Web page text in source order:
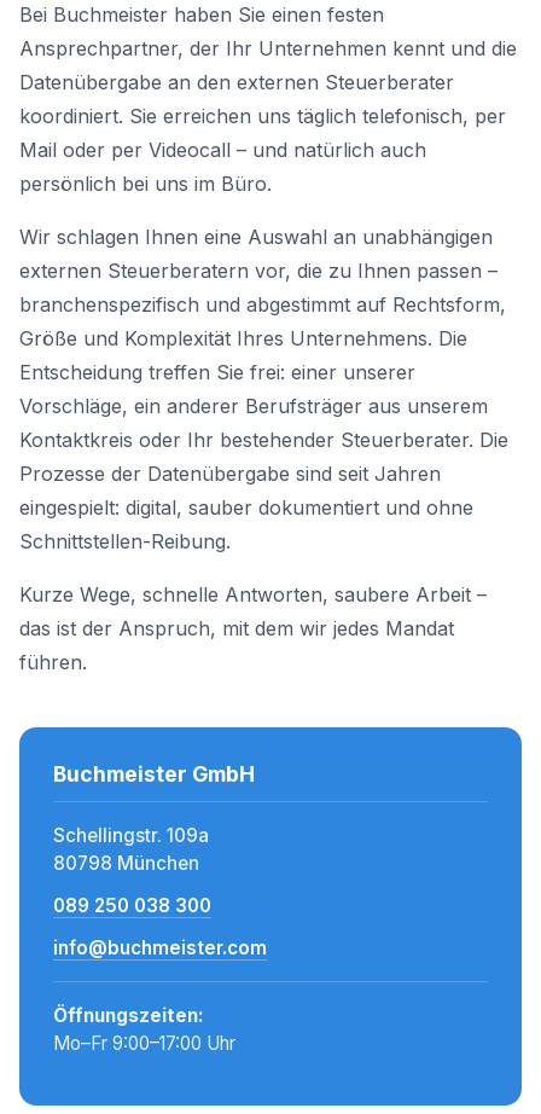
Bei Buchmeister haben Sie einen festen
Ansprechpartner, der Ihr Unternehmen kennt und die
Datenübergabe an den externen Steuerberater
koordiniert. Sie erreichen uns täglich telefonisch, per
Mail oder per Videocall – und natürlich auch
persönlich bei uns im Büro.
Wir schlagen Ihnen eine Auswahl an unabhängigen
externen Steuerberatern vor, die zu Ihnen passen –
branchenspezifisch und abgestimmt auf Rechtsform,
Größe und Komplexität Ihres Unternehmens. Die
Entscheidung treffen Sie frei: einer unserer
Vorschläge, ein anderer Berufsträger aus unserem
Kontaktkreis oder Ihr bestehender Steuerberater. Die
Prozesse der Datenübergabe sind seit Jahren
eingespielt: digital, sauber dokumentiert und ohne
Schnittstellen-Reibung.
Kurze Wege, schnelle Antworten, saubere Arbeit –
das ist der Anspruch, mit dem wir jedes Mandat
führen.
Buchmeister GmbH
Schellingstr. 109a
80798 München
089 250 038 300
info@buchmeister.com
Öffnungszeiten:
Mo–Fr 9:00–17:00 Uhr